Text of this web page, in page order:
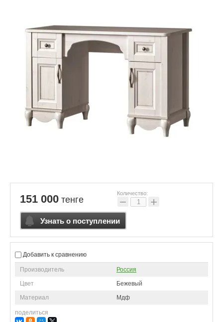
151 000 тенге
Количество:
− +
Узнать о поступлении
Добавить к сравнению
Производитель
Россия
Цвет
Бежевый
Материал
Мдф
поделиться